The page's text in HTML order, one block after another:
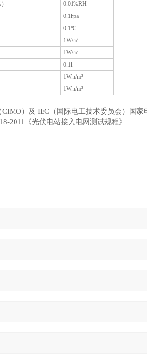
0.01%RH
0.1hpa
0.1℃
1W/㎡
1W/㎡
0.1h
1W.h/m²
1W.h/m²
）及 IEC（国际电工技术委员会）国家
2011《光伏电站接入电网测试规程》